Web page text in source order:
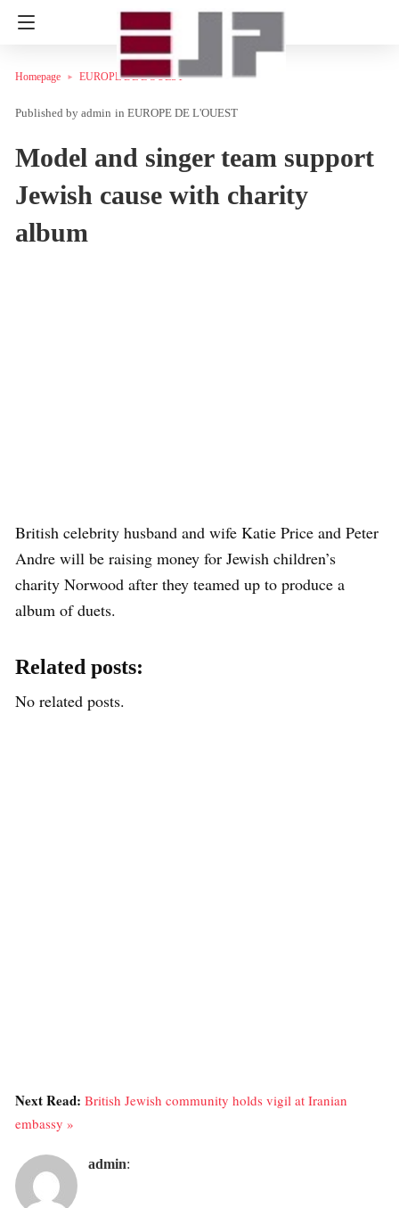
Homepage EUROPE DE L'OUEST
admin in EUROPE DE L'OUEST
Model and singer team support
Jewish cause with charity
album
British celebrity husband and wife Katie Price and Peter
Andre will be raising money for Jewish children’s
charity Norwood after they teamed up to produce a
album of duets.
Related posts:
No related posts.
Next Read: British Jewish community holds vigil at Iranian
embassy »
admin: